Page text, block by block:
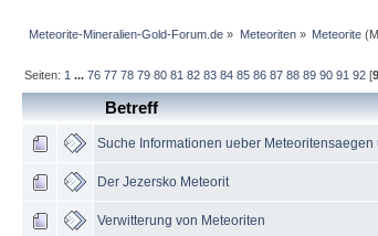
Meteorite-Mineralien-Gold-Forum.de » Meteoriten» Meteorite
Seiten: 1 ...76 77 78 79 80 81 82 83 84 85 86 87 88 89 90 91 92 [
Betreff
Suche Informationen ueber
Der Jezersko Meteorit
Verwitterung von Meteoriten